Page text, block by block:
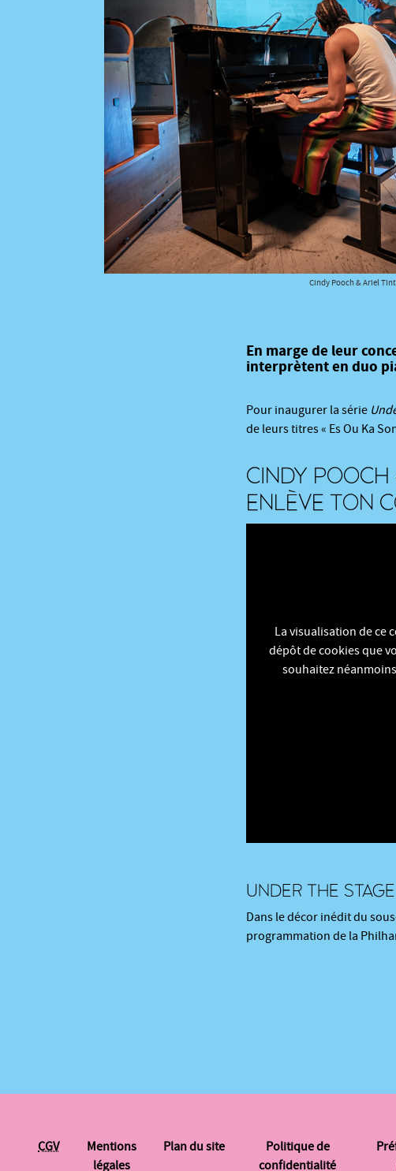
Cindy Pooch & Ariel
En marge de leur
interprètent en duo
Pour inaugurer la série
de leurs titres « Es Ou Ka
CINDY
ENLÈVE TON
La visualisation de ce
dépôt de cookies que
souhaitez
UNDER THE STAGE
Dans le décor inédit du
programmation de la
CGV
Mentions
légales
Plan du site
Politique de
confidentialité